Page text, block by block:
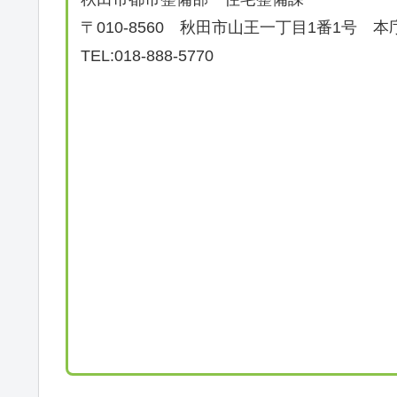
〒010-8560 秋田市山王一丁目1番1号 本
TEL:018-888-5770